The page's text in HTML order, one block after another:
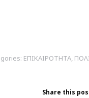
ΕΠΙΚΑΙΡΟΤΗΤΑ,
Share this